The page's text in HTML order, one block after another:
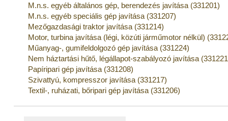
M.n.s. egyéb általános gép, berendezés javítása (331201)
M.n.s. egyéb speciális gép javítása (331207)
Mezőgazdasági traktor javítása (331214)
Motor, turbina javítása (légi, közúti járműmotor nélkül)
Műanyag-, gumifeldolgozó gép javítása (331224)
Nem háztartási hűtő, légállapot-szabályozó javítása
Papíripari gép javítása (331208)
Szivattyú, kompresszor javítása (331217)
Textil-, ruházati, bőripari gép javítása (331206)